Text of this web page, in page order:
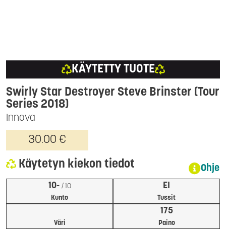
KÄYTETTY TUOTE
Innova
Swirly Star Destroyer Steve Brinster (Tour
Series 2018)
30.00 €
Käytetyn kiekon tiedot Ohje
Kunto
10- / 10
Tussit
EI
Väri Paino
175